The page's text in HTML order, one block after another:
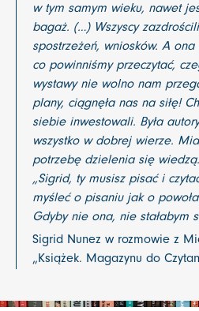
w tym samym wieku, nawet
bagaż. (…) Wszyscy
spostrzeżeń, wniosków. A
co powinniśmy przeczytać,
wystawy nie wolno nam
plany, ciągnęła nas na siłę!
siebie inwestowali. Była
wszystko w dobrej wierze.
potrzebę dzielenia się wiedzą.
„Sigrid, ty musisz pisać i
myśleć o pisaniu jak o
Gdyby nie ona, nie stałabym
Sigrid Nunez w rozmowie z
„Książek. Magazynu do